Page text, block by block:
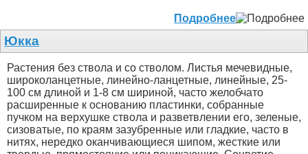
Подробнее
Юкка
Растения без ствола и со стволом. Листья мечевидные,
широколанцетные, линейно-ланцетные, линейные, 25-
100 см длиной и 1-8 см шириной, часто желобчато
расширенные к основанию пластинки, собранные
пучком на верхушке ствола и разветвлении его, зеленые,
сизоватые, по краям зазубренные или гладкие, часто в
нитях, нередко оканчивающиеся шипом, жесткие или